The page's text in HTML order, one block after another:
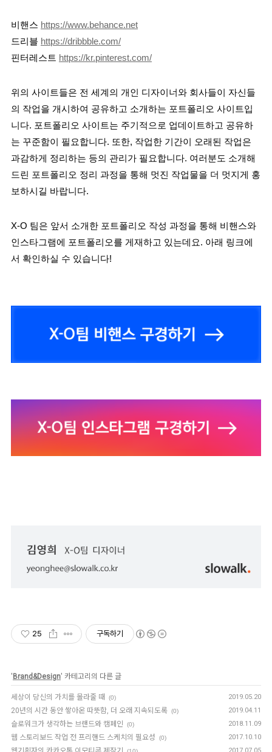
비핸스 https://www.behance.net
드리블 https://dribbble.com/
핀터레스트 https://kr.pinterest.com/
위의 사이트들은 전 세계의 개인 디자이너와 회사들이 자신들
의 작업을 개시하여 공유하고 소개하는 포트폴리오 사이트입
니다. 포트폴리오 사이트는 주기적으로 업데이트하고 공유하
는 꾸준함이 필요합니다. 또한, 작업한 기간이 오래된 작업은
과감하게 정리하는 등의 관리가 필요합니다. 여러분도 소개해
드린 포트폴리오 정리 과정을 통해 멋진 작업물을 더 멋지게 홍
보하시길 바랍니다.
X-O 팀은 앞서 소개한 포트폴리오 작성 과정을 통해 비핸스와
인스타그램에 포트폴리오를 게재하고 있는데요. 아래 링크에
서 확인하실 수 있습니다!
25 구독하기
' Brand&Design' 카테고리의 다른 글
세상이 당신의 가치를 몰라줄 때 (0) 2019.05.20
20년의 시간 동안 쌓아온 따뜻함, 더 오래 지속되도록 (0) 2019.04.11
슬로워크가 생각하는 브랜드와 캠페인 (0) 2018.11.09
웹 스토리보드 작업 전 프리핸드 스케치의 필요성 (0) 2017.10.10